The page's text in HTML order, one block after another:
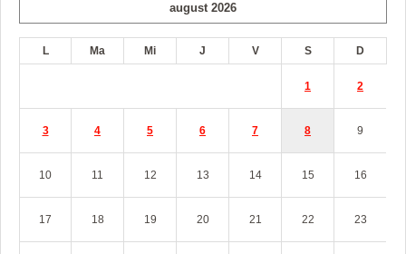
august 2026
L Ma Mi J V S D
1 2
3 4 5 6 7 8 9
10 11 12 13 14 15 16
17 18 19 20 21 22 23